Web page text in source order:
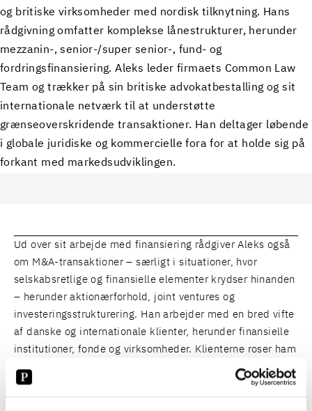
og britiske virksomheder med nordisk tilknytning. Hans
rådgivning omfatter komplekse lånestrukturer, herunder
mezzanin-, senior-/super senior-, fund- og
fordringsfinansiering. Aleks leder firmaets Common Law
Team og trækker på sin britiske advokatbestalling og sit
internationale netværk til at understøtte
grænseoverskridende transaktioner. Han deltager løbende
i globale juridiske og kommercielle fora for at holde sig på
forkant med markedsudviklingen.
Ud over sit arbejde med finansiering rådgiver Aleks også
om M&A-transaktioner – særligt i situationer, hvor
selskabsretlige og finansielle elementer krydser hinanden
– herunder aktionærforhold, joint ventures og
investeringsstrukturering. Han arbejder med en bred vifte
af danske og internationale klienter, herunder finansielle
institutioner, fonde og virksomheder. Klienterne roser ham
for at kombinere skarp udførelse med konsekvent høje
leveringsstandarder og en klient-først-tankegang, hvilket